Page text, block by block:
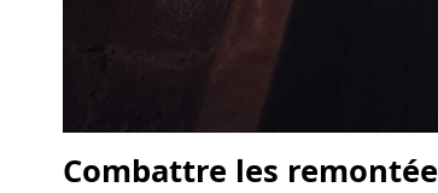
Combattre les